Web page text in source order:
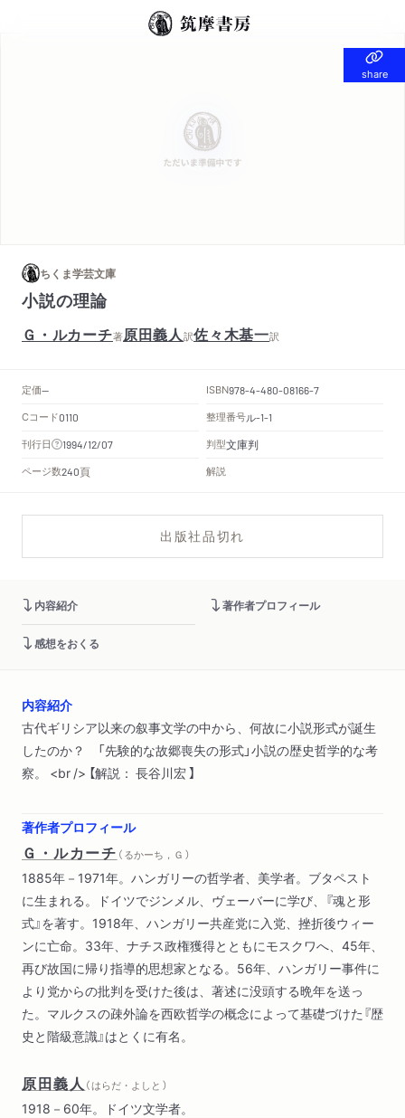
share
share
ちくま学芸文庫
小説の理論
Ｇ・ルカーチ著原田義人訳佐々木基一訳
定価-- ISBN978-4-480-08166-7
Cコード0110 整理番号ル-1-1
刊行日 1994/12/07 判型文庫判
ページ数240頁 解説
出版社品切れ
内容紹介 著作者プロフィール
感想をおくる
内容紹介
古代ギリシア以来の叙事文学の中から、何故に小説形式が誕生
したのか？ 「先験的な故郷喪失の形式」小説の歴史哲学的な考
察。 <br /> 【解説： 長谷川宏 】
著作者プロフィール
Ｇ・ルカーチ （ るかーち，Ｇ ）
1885年－1971年。ハンガリーの哲学者、美学者。ブタペスト
に生まれる。ドイツでジンメル、ヴェーバーに学び、『魂と形
式』を著す。1918年、ハンガリー共産党に入党、挫折後ウィー
ンに亡命。33年、ナチス政権獲得とともにモスクワへ、45年、
再び故国に帰り指導的思想家となる。56年、ハンガリー事件に
より党からの批判を受けた後は、著述に没頭する晩年を送っ
た。マルクスの疎外論を西欧哲学の概念によって基礎づけた『歴
史と階級意識』はとくに有名。
原田義人 （ はらだ・よしと ）
1918－60年。ドイツ文学者。